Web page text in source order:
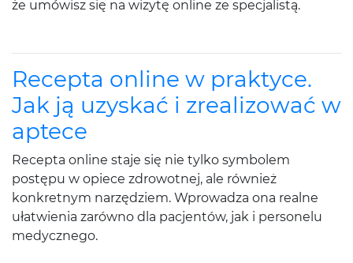
że umówisz się na wizytę online ze specjalistą.
Recepta online w praktyce.
Jak ją uzyskać i zrealizować w
aptece
Recepta online staje się nie tylko symbolem
postępu w opiece zdrowotnej, ale również
konkretnym narzędziem. Wprowadza ona realne
ułatwienia zarówno dla pacjentów, jak i personelu
medycznego.